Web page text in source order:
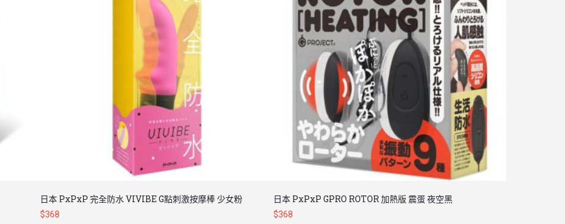
日本 PxPxP 完全防水 VIVIBE G點刺激按摩棒 少女粉
$368
日本 PxPxP GPRO ROTOR 加熱版 震蛋 夜空黑
$368